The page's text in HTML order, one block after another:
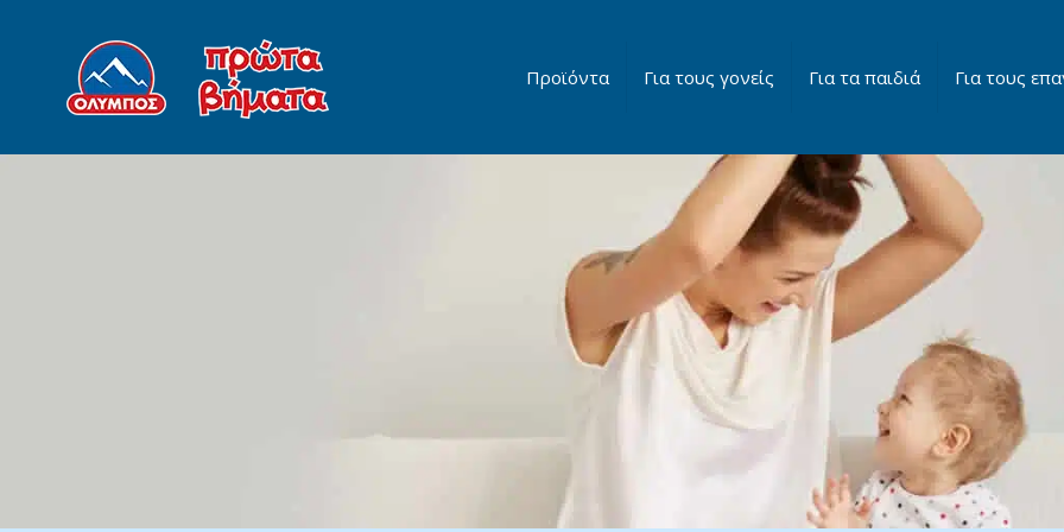
Προϊόντα Για τους γονείς Για τα παιδιά Για τους